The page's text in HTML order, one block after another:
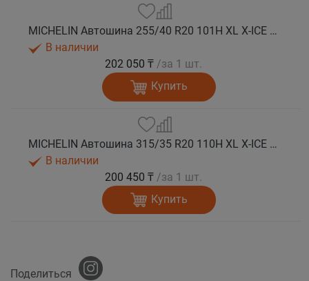
MICHELIN Автошина 255/40 R20 101H XL X-ICE SNOW зима
В наличии
202 050 ₸ /за 1 шт.
Купить
MICHELIN Автошина 315/35 R20 110H XL X-ICE SNOW зима
В наличии
200 450 ₸ /за 1 шт.
Купить
Поделиться